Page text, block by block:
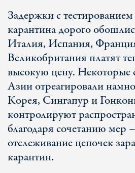
Задержки с
карантина дорого
Италия, Испания,
Великобритания платят
высокую цену. Некоторые
Азии отреагировали
Корея, Сингапур и
контролируют
благодаря сочетанию мер
отслеживание цепочек
карантин.